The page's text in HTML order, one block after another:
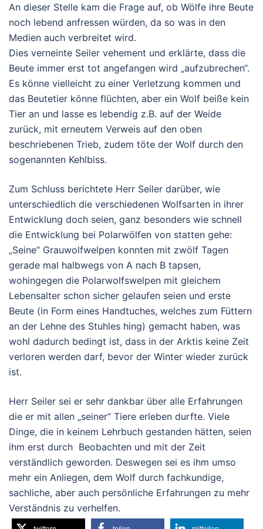
An dieser Stelle kam die Frage auf, ob Wölfe ihre Beute
noch lebend anfressen würden, da so was in den
Medien auch verbreitet wird.
Dies verneinte Seiler vehement und erklärte, dass die
Beute immer erst tot angefangen wird „aufzubrechen“.
Es könne vielleicht zu einer Verletzung kommen und
das Beutetier könne flüchten, aber ein Wolf beiße kein
Tier an und lasse es lebendig z.B. auf der Weide
zurück, mit erneutem Verweis auf den oben
beschriebenen Trieb, zudem töte der Wolf durch den
sogenannten Kehlbiss.
Zum Schluss berichtete Herr Seiler darüber, wie
unterschiedlich die verschiedenen Wolfsarten in ihrer
Entwicklung doch seien, ganz besonders wie schnell
die Entwicklung bei Polarwölfen von statten gehe:
„Seine“ Grauwolfwelpen konnten mit zwölf Tagen
gerade mal halbwegs von A nach B tapsen,
wohingegen die Polarwolfswelpen mit gleichem
Lebensalter schon sicher gelaufen seien und erste
Beute (in Form eines Handtuches, welches zum Füttern
an der Lehne des Stuhles hing) gemacht haben, was
wohl dadurch bedingt ist, dass in der Arktis keine Zeit
verloren werden darf, bevor der Winter wieder zurück
ist.
Herr Seiler sei er sehr dankbar über alle Erfahrungen
die er mit allen „seiner“ Tiere erleben durfte. Viele
Dinge, die in keinem Lehrbuch gestanden hätten, seien
ihm erst durch Beobachten und mit der Zeit
verständlich geworden. Deswegen sei es ihm umso
mehr ein Anliegen, dem Wolf durch fachkundige,
sachliche, aber auch persönliche Erfahrungen zu mehr
Verständnis zu verhelfen.